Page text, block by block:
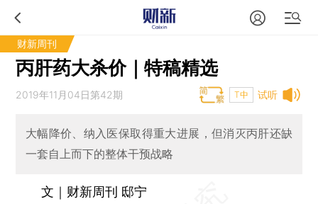
财新周刊
丙肝药大杀价｜特稿精选
试听
2019年11月04日第42期 T中
大幅降价、纳入医保取得重大进展，但消灭丙肝还缺
一套自上而下的整体干预战略
文｜财新周刊 邸宁